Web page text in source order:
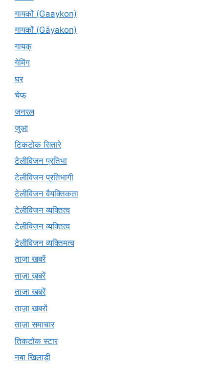
गायकों (Gaaykon)
गायकों (Gāyakon)
गायक्
गेमिंग
घर
चेफ
जनरल
जुआ
टिकटोक सितारे
टेलीविजन प्रतिभा
टेलीविजन प्रतिभागी
टेलीविजन वैयक्तिकता
टेलीविजन व्यक्तित्व
टेलीविज़न व्यक्तित्व
टेलीविजन व्यक्तिमत्व
ताज़ा खबरें
ताज़ा ख़बरें
ताजा खबरें
ताज़ा खबरों
ताज़ा समाचार
तिकटोक स्टार
नबा खिलाड़ी